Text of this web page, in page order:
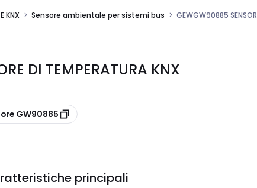
KNX Sensore ambientale per sistemi bus GEWGW90885
DI TEMPERATURA KNX
GW90885
principali